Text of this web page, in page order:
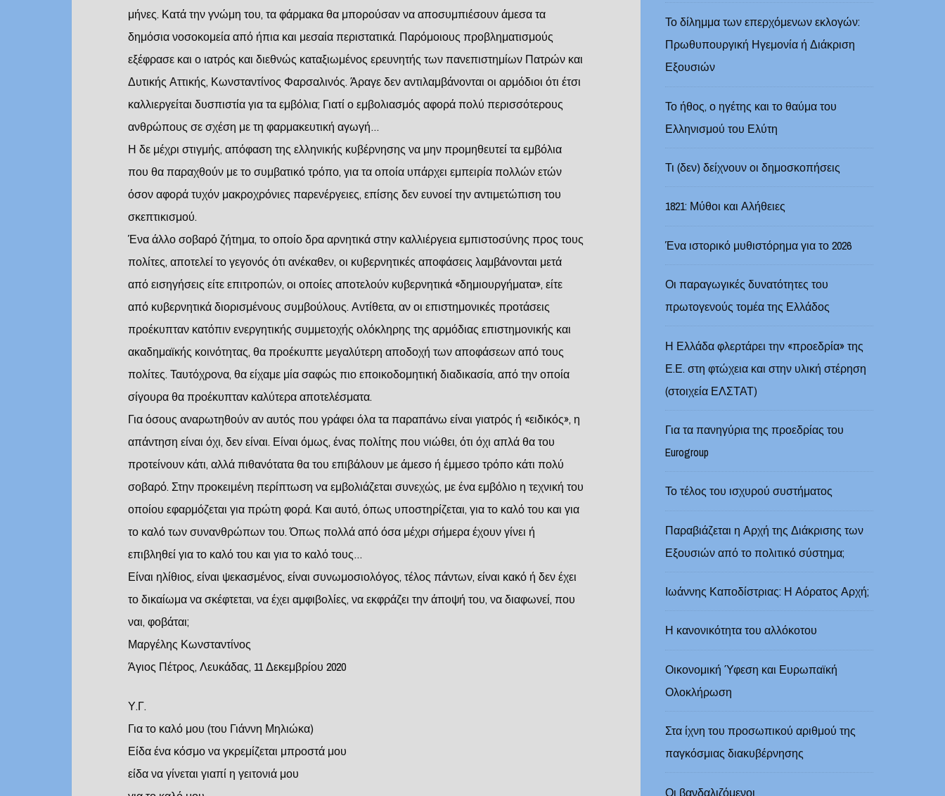
μήνες. Κατά την γνώμη του, τα φάρμακα θα μπορούσαν να αποσυμπιέσουν άμεσα τα
δημόσια νοσοκομεία από ήπια και μεσαία περιστατικά. Παρόμοιους προβληματισμούς
εξέφρασε και ο ιατρός και διεθνώς καταξιωμένος ερευνητής των πανεπιστημίων Πατρών και
Δυτικής Αττικής, Κωνσταντίνος Φαρσαλινός. Άραγε δεν αντιλαμβάνονται οι αρμόδιοι ότι έτσι
καλλιεργείται δυσπιστία για τα εμβόλια; Γιατί ο εμβολιασμός αφορά πολύ περισσότερους
ανθρώπους σε σχέση με τη φαρμακευτική αγωγή…
Η δε μέχρι στιγμής, απόφαση της ελληνικής κυβέρνησης να μην προμηθευτεί τα εμβόλια
που θα παραχθούν με το συμβατικό τρόπο, για τα οποία υπάρχει εμπειρία πολλών ετών
όσον αφορά τυχόν μακροχρόνιες παρενέργειες, επίσης δεν ευνοεί την αντιμετώπιση του
σκεπτικισμού.
Ένα άλλο σοβαρό ζήτημα, το οποίο δρα αρνητικά στην καλλιέργεια εμπιστοσύνης προς τους
πολίτες, αποτελεί το γεγονός ότι ανέκαθεν, οι κυβερνητικές αποφάσεις λαμβάνονται μετά
από εισηγήσεις είτε επιτροπών, οι οποίες αποτελούν κυβερνητικά «δημιουργήματα», είτε
από κυβερνητικά διορισμένους συμβούλους. Αντίθετα, αν οι επιστημονικές προτάσεις
προέκυπταν κατόπιν ενεργητικής συμμετοχής ολόκληρης της αρμόδιας επιστημονικής και
ακαδημαϊκής κοινότητας, θα προέκυπτε μεγαλύτερη αποδοχή των αποφάσεων από τους
πολίτες. Ταυτόχρονα, θα είχαμε μία σαφώς πιο εποικοδομητική διαδικασία, από την οποία
σίγουρα θα προέκυπταν καλύτερα αποτελέσματα.
Για όσους αναρωτηθούν αν αυτός που γράφει όλα τα παραπάνω είναι γιατρός ή «ειδικός», η
απάντηση είναι όχι, δεν είναι. Είναι όμως, ένας πολίτης που νιώθει, ότι όχι απλά θα του
προτείνουν κάτι, αλλά πιθανότατα θα του επιβάλουν με άμεσο ή έμμεσο τρόπο κάτι πολύ
σοβαρό. Στην προκειμένη περίπτωση να εμβολιάζεται συνεχώς, με ένα εμβόλιο η τεχνική του
οποίου εφαρμόζεται για πρώτη φορά. Και αυτό, όπως υποστηρίζεται, για το καλό του και για
το καλό των συνανθρώπων του. Όπως πολλά από όσα μέχρι σήμερα έχουν γίνει ή
επιβληθεί για το καλό του και για το καλό τους…
Είναι ηλίθιος, είναι ψεκασμένος, είναι συνωμοσιολόγος, τέλος πάντων, είναι κακό ή δεν έχει
το δικαίωμα να σκέφτεται, να έχει αμφιβολίες, να εκφράζει την άποψή του, να διαφωνεί, που
ναι, φοβάται;
Μαργέλης Κωνσταντίνος
Άγιος Πέτρος, Λευκάδας, 11 Δεκεμβρίου 2020
Υ.Γ.
Για το καλό μου (του Γιάννη Μηλιώκα)
Είδα ένα κόσμο να γκρεμίζεται μπροστά μου
είδα να γίνεται γιαπί η γειτονιά μου
Το δίλημμα των επερχόμενων εκλογών:
Πρωθυπουργική Ηγεμονία ή Διάκριση
Εξουσιών
Το ήθος, ο ηγέτης και το θαύμα του
Ελληνισμού του Ελύτη
Τι (δεν) δείχνουν οι δημοσκοπήσεις
1821: Μύθοι και Αλήθειες
Ένα ιστορικό μυθιστόρημα για το 2026
Οι παραγωγικές δυνατότητες του
πρωτογενούς τομέα της Ελλάδος
Η Ελλάδα φλερτάρει την «προεδρία» της
Ε.Ε. στη φτώχεια και στην υλική στέρηση
(στοιχεία ΕΛΣΤΑΤ)
Για τα πανηγύρια της προεδρίας του
Eurogroup
Το τέλος του ισχυρού συστήματος
Παραβιάζεται η Αρχή της Διάκρισης των
Εξουσιών από το πολιτικό σύστημα;
Ιωάννης Καποδίστριας: Η Αόρατος Αρχή;
Η κανονικότητα του αλλόκοτου
Οικονομική Ύφεση και Ευρωπαϊκή
Ολοκλήρωση
Στα ίχνη του προσωπικού αριθμού της
παγκόσμιας διακυβέρνησης
Οι βανδαλιζόμενοι